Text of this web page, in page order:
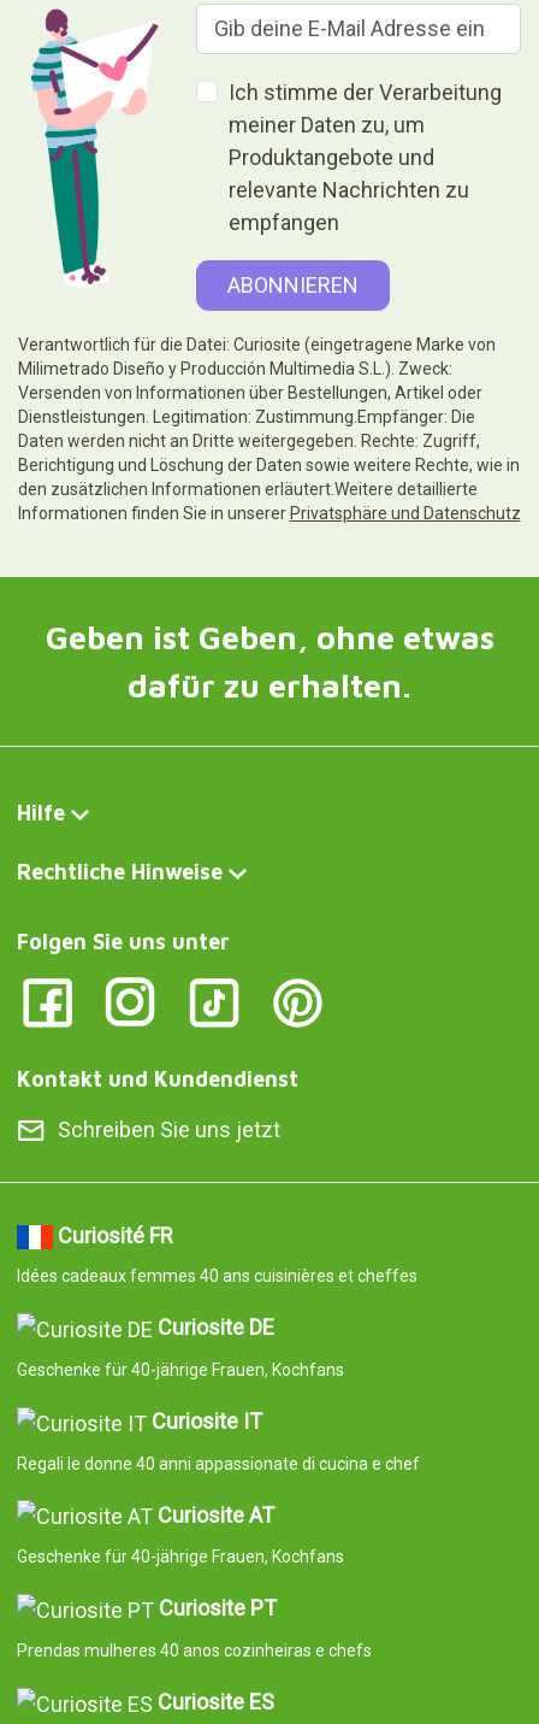
Ich stimme der Verarbeitung
meiner Daten zu, um
Produktangebote und
relevante Nachrichten zu
empfangen
Verantwortlich für die Datei: Curiosite (eingetragene Marke von
Milimetrado Diseño y Producción Multimedia S.L.). Zweck:
Versenden von Informationen über Bestellungen, Artikel oder
Dienstleistungen. Legitimation: Zustimmung.Empfänger: Die
Daten werden nicht an Dritte weitergegeben. Rechte: Zugriff,
Berichtigung und Löschung der Daten sowie weitere Rechte, wie in
den zusätzlichen Informationen erläutert.Weitere detaillierte
Informationen finden Sie in unserer Privatsphäre und Datenschutz
Geben ist Geben, ohne etwas
dafür zu erhalten.
Hilfe
Rechtliche Hinweise
Folgen Sie uns unter
Kontakt und Kundendienst
Schreiben Sie uns jetzt
Curiosité FR
Idées cadeaux femmes 40 ans cuisinières et cheffes
Curiosite DE
Geschenke für 40-jährige Frauen, Kochfans
Curiosite IT
Regali le donne 40 anni appassionate di cucina e chef
Curiosite AT
Geschenke für 40-jährige Frauen, Kochfans
Curiosite PT
Prendas mulheres 40 anos cozinheiras e chefs
Curiosite ES